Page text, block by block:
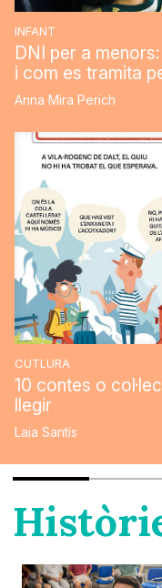
INFANT
DNI per a
i com es tramita
Anna Mira Perich
CUTLURA
10 contes o
llegir
Laia Santís